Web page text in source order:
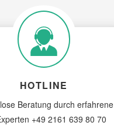
HOTLINE
Beratung durch erfahrene
+49 2161 639 80 70